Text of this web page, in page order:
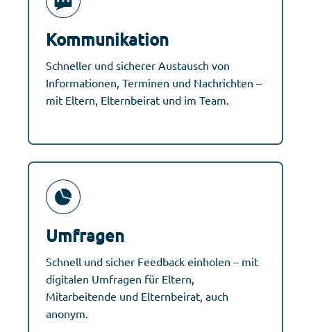
Kommunikation
Schneller und sicherer Austausch von
Informationen, Terminen und Nachrichten –
mit Eltern, Elternbeirat und im Team.
Umfragen
Schnell und sicher Feedback einholen – mit
digitalen Umfragen für Eltern,
Mitarbeitende und Elternbeirat, auch
anonym.